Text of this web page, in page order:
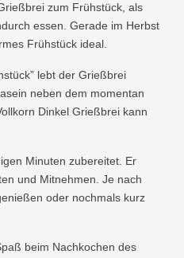
zum Frühstück, als
essen. Gerade im Herbst
Frühstück ideal.
lebt der Grießbrei
neben dem momentan
Dinkel Grießbrei kann
Minuten zubereitet. Er
und Mitnehmen. Je nach
oder nochmals kurz
beim Nachkochen des